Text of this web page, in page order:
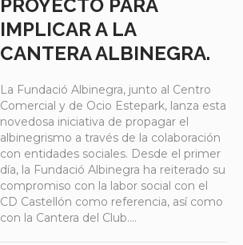
PROYECTO PARA
IMPLICAR A LA
CANTERA ALBINEGRA.
La Fundació Albinegra, junto al Centro
Comercial y de Ocio Estepark, lanza esta
novedosa iniciativa de propagar el
albinegrismo a través de la colaboración
con entidades sociales. Desde el primer
día, la Fundació Albinegra ha reiterado su
compromiso con la labor social con el
CD Castellón como referencia, así como
con la Cantera del Club....